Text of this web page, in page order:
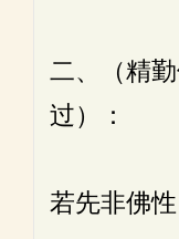
二、（精
过）：
若先非佛